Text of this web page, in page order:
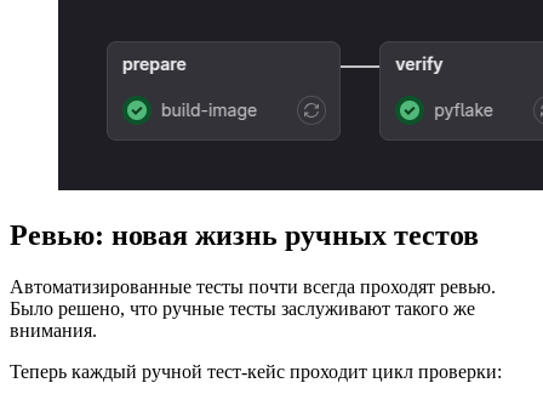
Ревью: новая жизнь ручных тестов
Автоматизированные тесты почти всегда проходят ревью.
Было решено, что ручные тесты заслуживают такого же
внимания.
Теперь каждый ручной тест-кейс проходит цикл проверки: